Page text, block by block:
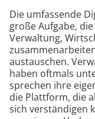
Die umfassende
große Aufgabe,
Verwaltung,
austauschen.
haben oftmals
sprechen ihre
die Plattform, die
sich verständigen